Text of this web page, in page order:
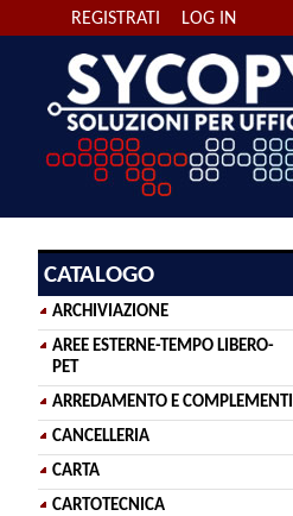
LOG IN
REGISTRATI
CATALOGO
ARCHIVIAZIONE
AREE ESTERNE-TEMPO LIBERO-
PET
ARREDAMENTO E COMPLEMENTI
CANCELLERIA
CARTA
CARTOTECNICA